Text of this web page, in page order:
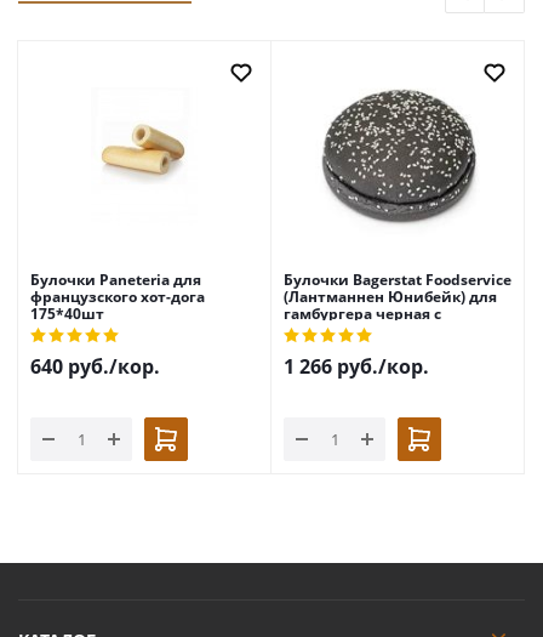
Булочки Paneteria для
французского хот-дога
175*40шт
640 руб./кор.
Булочки Bagerstat Foodservice
(Лантманнен Юнибейк) для
гамбургера черная с
кунжутом 125мм*24шт
1 266 руб./кор.